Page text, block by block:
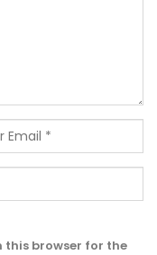
this browser for the